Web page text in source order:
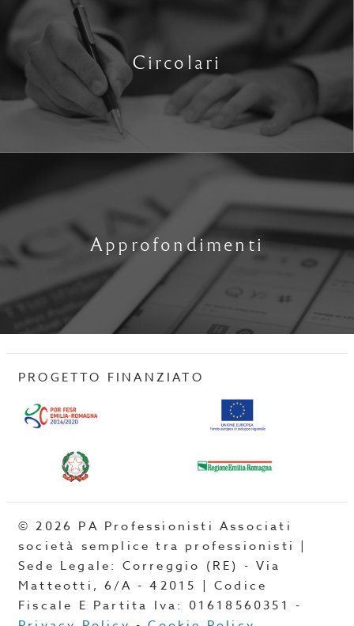
Circolari
Approfondimenti
PROGETTO FINANZIATO
© 2026 PA Professionisti Associati
società semplice tra professionisti |
Sede Legale: Correggio (RE) - Via
Matteotti, 6/A - 42015 | Codice
Fiscale E Partita Iva: 01618560351 -